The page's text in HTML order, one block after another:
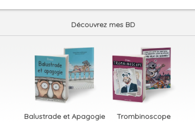
Découvrez mes BD
Balustrade et Apagogie Trombinoscope